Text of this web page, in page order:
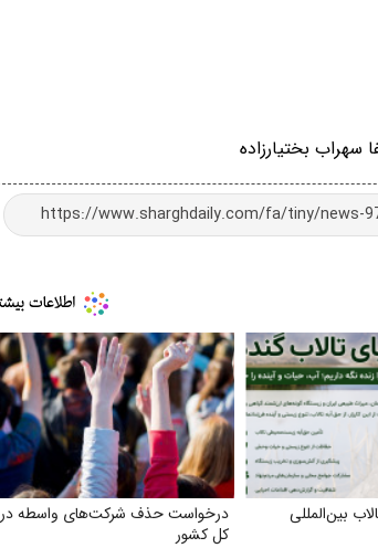
سهراب بختیارزاده
بین‌المللی
درخواست حذف شرکت‌های واسطه در
کل کشور